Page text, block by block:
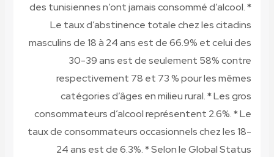
des tunisiennes n’ont jamais consommé d’alcool. *
Le taux d’abstinence totale chez les citadins
masculins de 18 à 24 ans est de 66.9% et celui des
30-39 ans est de seulement 58% contre
respectivement 78 et 73 % pour les mêmes
catégories d’âges en milieu rural. * Les gros
consommateurs d’alcool représentent 2.6%. * Le
taux de consommateurs occasionnels chez les 18-
24 ans est de 6.3%. * Selon le Global Status